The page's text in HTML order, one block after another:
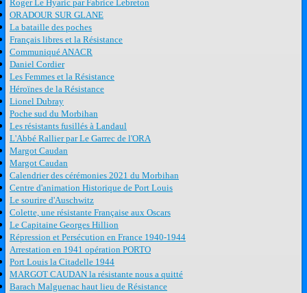
Roger Le Hyaric par Fabrice Lebreton
ORADOUR SUR GLANE
La bataille des poches
Français libres et la Résistance
Communiqué ANACR
Daniel Cordier
Les Femmes et la Résistance
Héroïnes de la Résistance
Lionel Dubray
Poche sud du Morbihan
Les résistants fusillés à Landaul
L'Abbé Rallier par Le Garrec de l'ORA
Margot Caudan
Margot Caudan
Calendrier des cérémonies 2021 du Morbihan
Centre d'animation Historique de Port Louis
Le sourire d'Auschwitz
Colette, une résistante Française aux Oscars
Le Capitaine Georges Hillion
Répression et Persécution en France 1940-1944
Arrestation en 1941 opération PORTO
Port Louis la Citadelle 1944
MARGOT CAUDAN la résistante nous a quitté
Barach Malguenac haut lieu de Résistance